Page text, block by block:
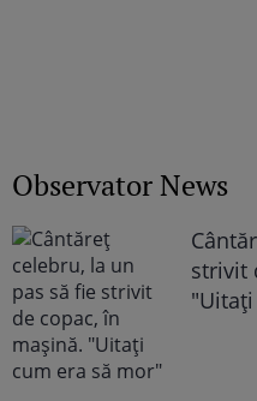
Observator News
strivit